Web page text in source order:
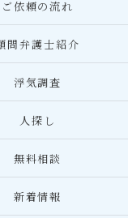
ご依頼の流れ
問弁護士紹介
浮気調査
人探し
無料相談
新着情報